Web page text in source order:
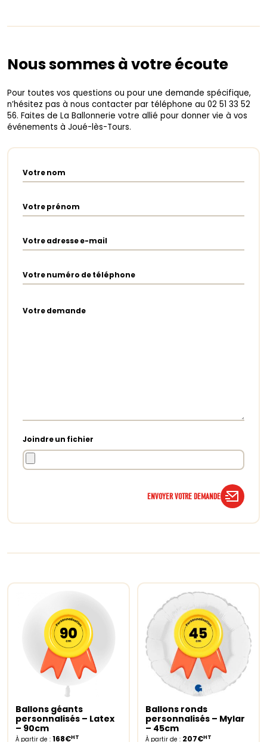
Nous sommes à votre écoute
Pour toutes vos questions ou pour une demande spécifique,
n’hésitez pas à nous contacter par téléphone au 02 51 33 52
56. Faites de La Ballonnerie votre allié pour donner vie à vos
événements à Joué-lès-Tours.
Votre nom
Votre prénom
Votre adresse e-mail
Votre numéro de téléphone
Votre demande
Joindre un fichier
ENVOYER VOTRE DEMANDE
Select options
Ballons géants
personnalisés – Latex
– 90cm
À partir de : 168€HT
Select options
Ballons ronds
personnalisés – Mylar
– 45cm
À partir de : 207€HT